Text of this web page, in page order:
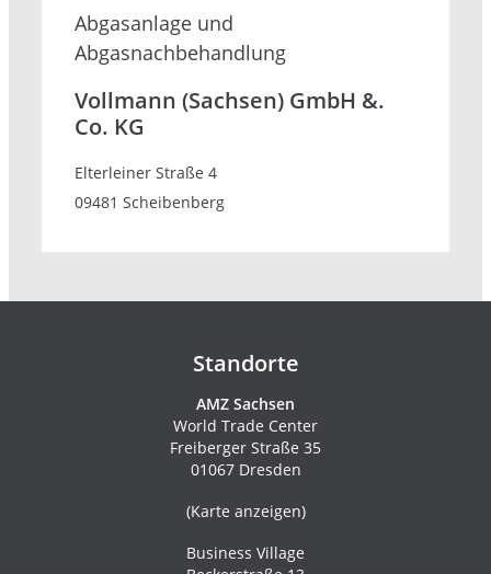
Abgasanlage und
Abgasnachbehandlung
Vollmann (Sachsen) GmbH &.
Co. KG
Elterleiner Straße 4
09481 Scheibenberg
Standorte
AMZ Sachsen
World Trade Center
Freiberger Straße 35
01067 Dresden
(Karte anzeigen)
Business Village